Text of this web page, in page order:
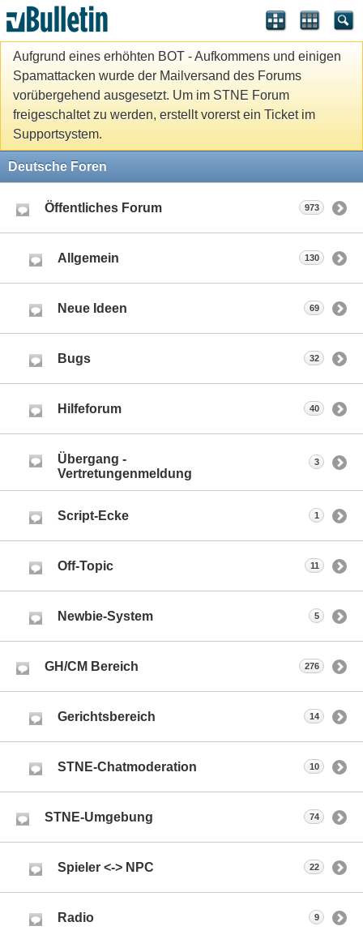
Aufgrund eines erhöhten BOT - Aufkommens und einigen
Spamattacken wurde der Mailversand des Forums
vorübergehend ausgesetzt. Um im STNE Forum
freigeschaltet zu werden, erstellt vorerst ein Ticket im
Supportsystem.
Deutsche Foren
Öffentliches Forum 973
Allgemein 130
Neue Ideen 69
Bugs 32
Hilfeforum 40
Übergang -
Vertretungenmeldung
3
Script-Ecke 1
Off-Topic 11
Newbie-System 5
GH/CM Bereich 276
Gerichtsbereich 14
STNE-Chatmoderation 10
STNE-Umgebung 74
Spieler <-> NPC 22
Radio 9